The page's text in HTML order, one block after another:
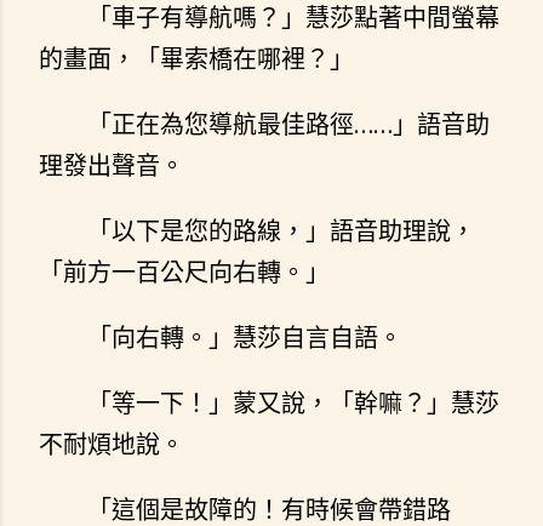
「車子有導航嗎？」慧莎點著中間螢幕
的畫面，「畢索橋在哪裡？」
「正在為您導航最佳路徑……」語音助
理發出聲音。
「以下是您的路線，」語音助理說，
「前方一百公尺向右轉。」
「向右轉。」慧莎自言自語。
「等一下！」蒙又說，「幹嘛？」慧莎
不耐煩地說。
「這個是故障的！有時候會帶錯路